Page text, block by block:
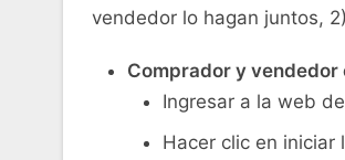
vendedor lo hagan juntos,
Comprador y vendedor
Ingresar a la web
Hacer clic en iniciar